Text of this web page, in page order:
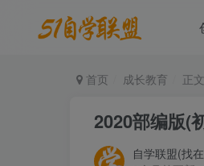
首页 成长教育 正文
2020部编版(
自学联盟(找